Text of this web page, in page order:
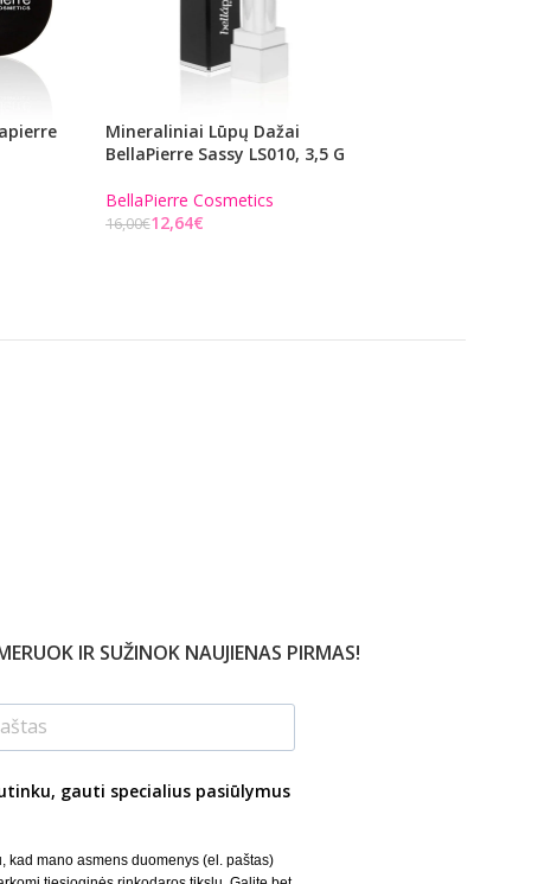
Mineraliniai Lūpų Dažai
BellaPierre Sassy LS010, 3,5 G
BellaPierre Cosmetics
16,00€12,64€
IR SUŽINOK NAUJIENAS PIRMAS!
gauti specialius pasiūlymus
kad mano asmens duomenys (el. paštas)